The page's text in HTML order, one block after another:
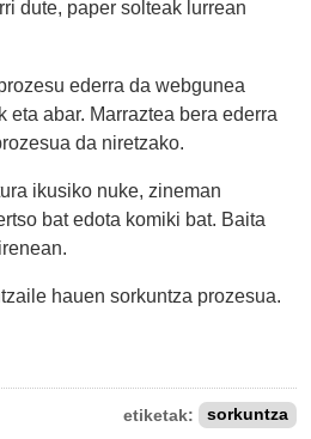
dute, paper solteak lurrean
ederra da webgunea
abar. Marraztea bera ederra
da niretzako.
ikusiko nuke, zineman
bat edota komiki bat. Baita
hauen sorkuntza prozesua.
etiketak: sorkuntza